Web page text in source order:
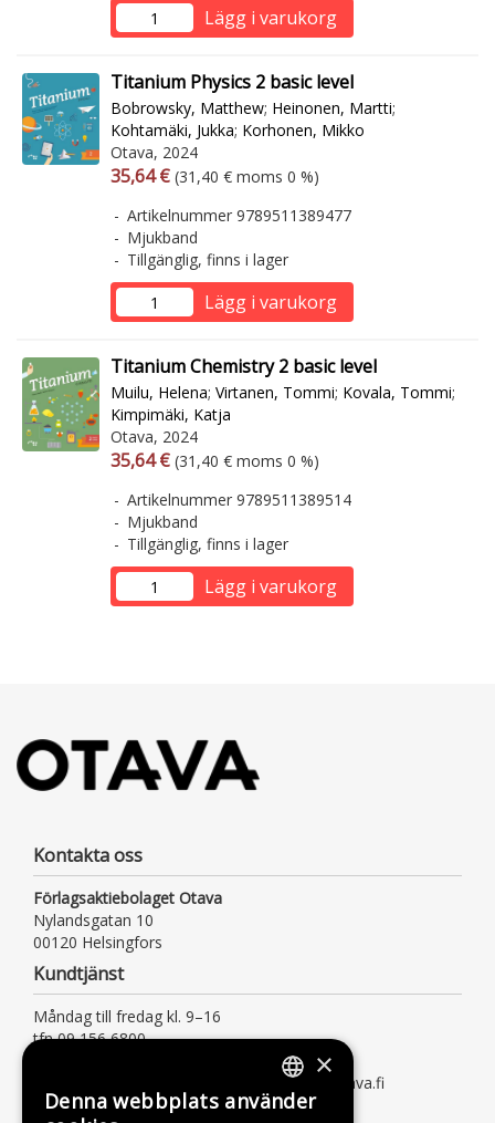
Lägg i varukorg
Titanium Physics 2 basic level
Bobrowsky, Matthew; Heinonen, Martti;
Kohtamäki, Jukka; Korhonen, Mikko
Otava, 2024
Arvonlisäverollinen hinta
35,64 € Arvonlisäveroton hinta
(31,40 € moms 0 %)
Artikelnummer 9789511389477
Mjukband
Tillgänglig, finns i lager
Lägg i varukorg
Titanium Chemistry 2 basic level
Muilu, Helena; Virtanen, Tommi; Kovala, Tommi;
Kimpimäki, Katja
Otava, 2024
Arvonlisäverollinen hinta
35,64 € Arvonlisäveroton hinta
(31,40 € moms 0 %)
Artikelnummer 9789511389514
Mjukband
Tillgänglig, finns i lager
Lägg i varukorg
Kontakta oss
Förlagsaktiebolaget Otava
Nylandsgatan 10
00120 Helsingfors
Kundtjänst
Måndag till fredag kl. 9–16
tfn 09 156 6800
kundtjanst@otava.fi eller asiakaspalvelu@otava.fi
Information FINNISH
×
Denna webbplats använder